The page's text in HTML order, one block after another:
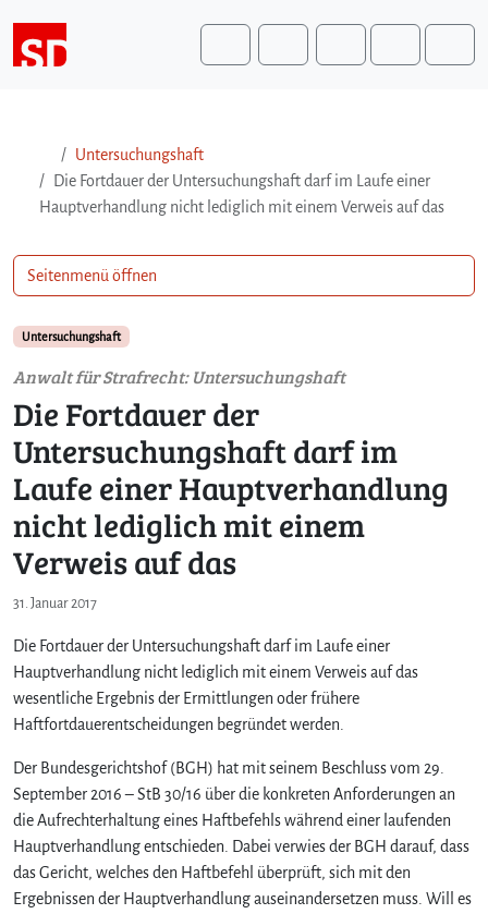
Search
Untersuchungshaft
Die Fortdauer der Untersuchungshaft darf im Laufe einer
Hauptverhandlung nicht lediglich mit einem Verweis auf das
Untersuchungshaft
Anwalt für Strafrecht: Untersuchungshaft
Die Fortdauer der
Untersuchungshaft darf im
Laufe einer Hauptverhandlung
nicht lediglich mit einem
Verweis auf das
31. Januar 2017
Die Fortdauer der Untersuchungshaft darf im Laufe einer
Hauptverhandlung nicht lediglich mit einem Verweis auf das
wesentliche Ergebnis der Ermittlungen oder frühere
Haftfortdauerentscheidungen begründet werden.
Der Bundesgerichtshof (BGH) hat mit seinem Beschluss vom 29.
September 2016 – StB 30/16 über die konkreten Anforderungen an
die Aufrechterhaltung eines Haftbefehls während einer laufenden
Hauptverhandlung entschieden. Dabei verwies der BGH darauf, dass
das Gericht, welches den Haftbefehl überprüft, sich mit den
Ergebnissen der Hauptverhandlung auseinandersetzen muss. Will es
Seitenmenü öffnen